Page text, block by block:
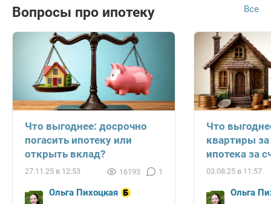
Вопросы про ипотеку Все
Что выгоднее: досрочно
погасить ипотеку или
открыть вклад?
27.11.25 в 12:53 16193 1
Ольга Пихоцкая
Что
квартиры
ипотека за
03.08.25 в 11:57
Ольга